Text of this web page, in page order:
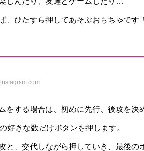
、ひたすら押してあそぶおもちゃです
をする場合は、初めに先行、後攻を
好きな数だけボタンを押します。
と、交代しながら押していき、最後の